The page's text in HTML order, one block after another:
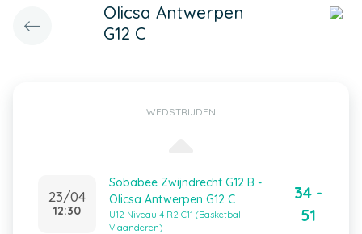
Olicsa Antwerpen
G12 C
WEDSTRIJDEN
23/04
12:30
Sobabee Zwijndrecht G12 B -
Olicsa Antwerpen G12 C
U12 Niveau 4 R2 C11 (Basketbal
Vlaanderen)
34 -
51